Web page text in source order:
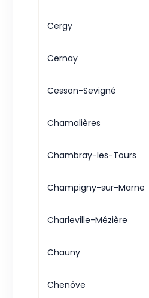
Cergy
Cernay
Cesson-Sevigné
Chamalières
Chambray-les-Tours
Champigny-sur-Marne
Charleville-Mézière
Chauny
Chenôve